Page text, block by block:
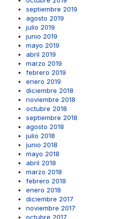
septiembre 2019
agosto 2019
julio 2019
junio 2019
mayo 2019
abril 2019
marzo 2019
febrero 2019
enero 2019
diciembre 2018
noviembre 2018
octubre 2018
septiembre 2018
agosto 2018
julio 2018
junio 2018
mayo 2018
abril 2018
marzo 2018
febrero 2018
enero 2018
diciembre 2017
noviembre 2017
octubre 2017